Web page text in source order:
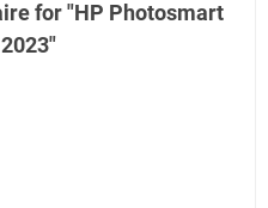
for "HP Photosmart